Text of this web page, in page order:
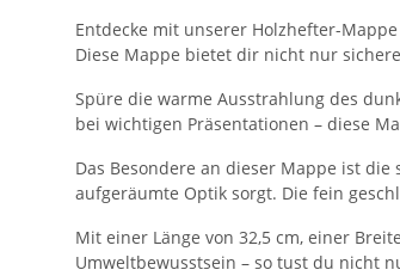
Entdecke mit unserer Holzhefter-
Diese Mappe bietet dir nicht nur
Spüre die warme Ausstrahlung des
bei wichtigen Präsentationen – diese
Das Besondere an dieser Mappe ist
aufgeräumte Optik sorgt. Die fein
Mit einer Länge von 32,5 cm, einer
Umweltbewusstsein – so tust du nicht